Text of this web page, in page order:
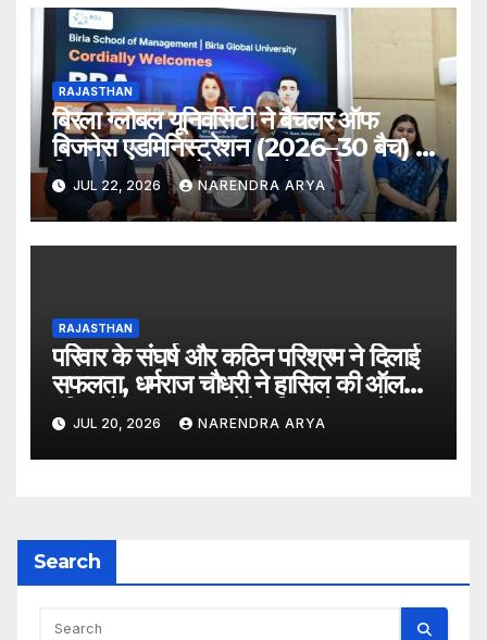
RAJASTHAN
बिरला ग्लोबल यूनिवर्सिटी ने बैचलर ऑफ
बिजनेस एडमिनिस्ट्रेशन (2026–30 बैच) के
लिए दीक्षारंभ समारोह का आयोजन किया
JUL 22, 2026 NARENDRA ARYA
RAJASTHAN
परिवार के संघर्ष और कठिन परिश्रम ने दिलाई
सफलता, धर्मराज चौधरी ने हासिल की ऑल
इंडिया रैंक 6400, बनेंगे परिवार के पहले
डॉक्टर
JUL 20, 2026 NARENDRA ARYA
Search